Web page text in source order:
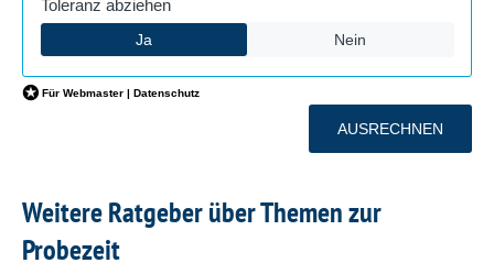
Weitere Ratgeber über Themen zur
Probezeit